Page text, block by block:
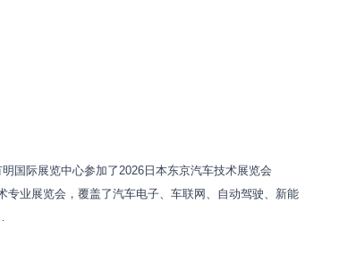
国际展览中心参加了2026日本东京汽车技术展览会
专业展览会，覆盖了汽车电子、车联网、自动驾驶、新能